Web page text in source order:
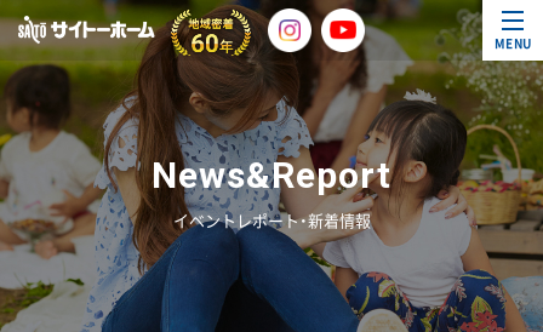
MENU
News&Report
イベントレポート・新着情報